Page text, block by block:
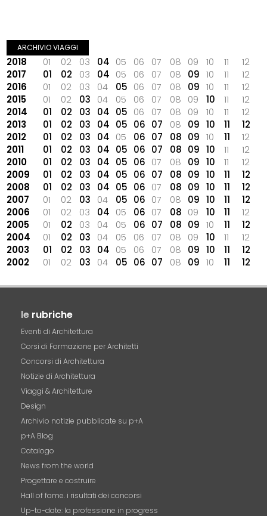
ARCHIVIO VIAGGI
2018 01 02 03 04 05 06 07 08 09 10 11
12
2017
01 02 03 04 05 06 07 08 09 10 11
12
2016
01 02 03 04 05 06 07 08 09 10 11
12
2015
01 02 03 04 05 06 07 08 09 10 11
12
2014
01 02 03 04 05 06 07 08 09 10 11
12
2013
01 02 03 04 05 06 07 08 09 10 11
12
2012
01 02 03 04 05 06 07 08 09 10 11
12
2011
01 02 03 04 05 06 07 08 09 10 11
12
2010
01 02 03 04 05 06 07 08 09 10 11
12
2009
01 02 03 04 05 06 07 08 09 10 11
12
2008
01 02 03 04 05 06 07 08 09 10 11
12
2007
01 02 03 04 05 06 07 08 09 10 11
12
2006
01 02 03 04 05 06 07 08 09 10 11
12
2005
01 02 03 04 05 06 07 08 09 10 11
12
2004
01 02 03 04 05 06 07 08 09 10 11
12
2003
01 02 03 04 05 06 07 08 09 10 11
12
2002
01 02 03 04 05 06 07 08 09 10 11 12
le rubriche
Eventi di Architettura
Corsi di Formazione per Architetti
Concorsi di Architettura
Notizie di Architettura
Viaggi & Architetture
Design
Archivio notizie pubblicate su p+A
p+A Blog
Catalogo
News from the world
Progettare e costruire
Hall of fame. i risultati dei concorsi
Up-to-date: la professione in progress